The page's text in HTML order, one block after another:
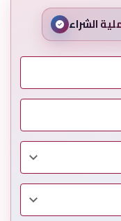
الشراء